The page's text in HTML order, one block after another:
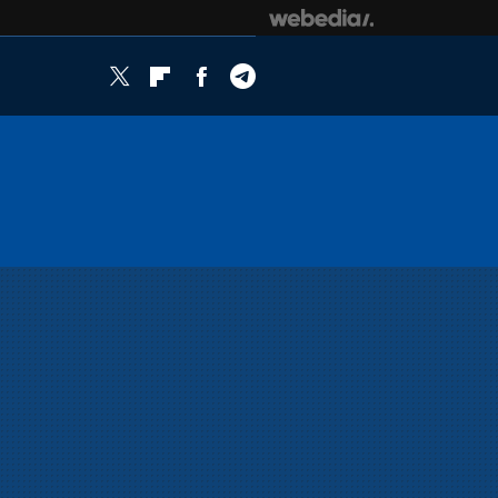
Twitter FlipboardFacebook